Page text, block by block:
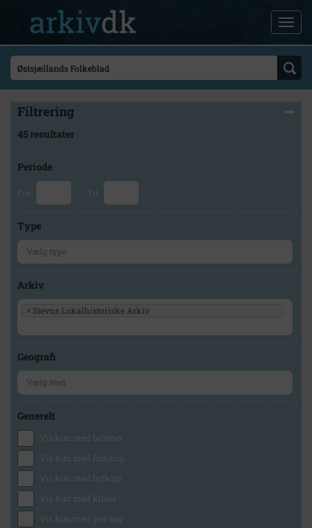
Filtrering
45 resultater
Periode
Fra Til
Type
Arkiv
× Stevns Lokalhistoriske Arkiv
Geografi
Generelt
Vis kun med billeder
Vis kun med filmklip
Vis kun med lydklip
Vis kun med kilder
Vis kun med geo-tag